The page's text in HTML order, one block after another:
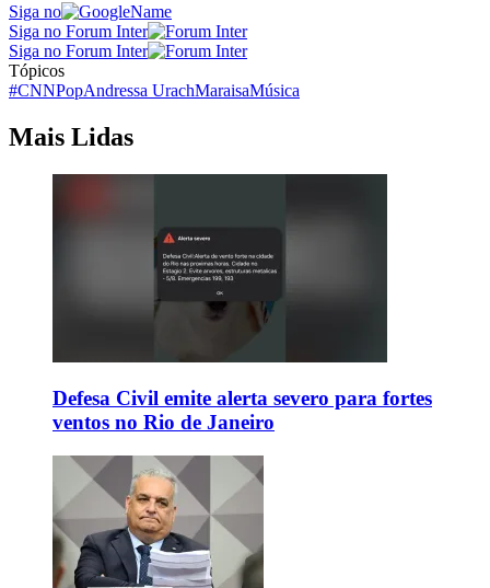
Siga no
Siga no Forum Inter
Siga no Forum Inter
Tópicos
#CNNPopAndressa UrachMaraisaMúsica
Mais Lidas
Defesa Civil emite alerta severo para fortes
ventos no Rio de Janeiro